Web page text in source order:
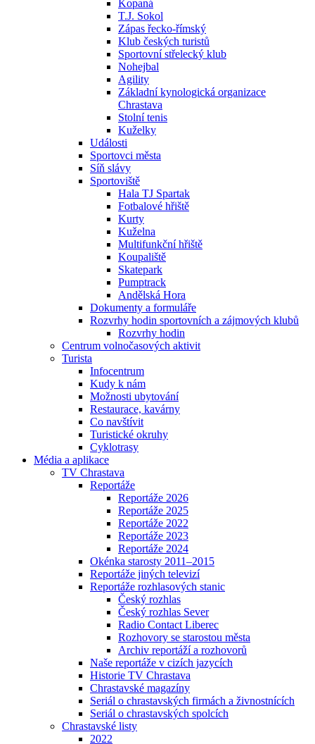
Kopaná
T.J. Sokol
Zápas řecko-římský
Klub českých turistů
Sportovní střelecký klub
Nohejbal
Agility
Základní kynologická organizace
Chrastava
Stolní tenis
Kuželky
Události
Sportovci města
Síň slávy
Sportoviště
Hala TJ Spartak
Fotbalové hřiště
Kurty
Kuželna
Multifunkční hřiště
Koupaliště
Skatepark
Pumptrack
Andělská Hora
Dokumenty a formuláře
Rozvrhy hodin sportovních a zájmových klubů
Rozvrhy hodin
Centrum volnočasových aktivit
Turista
Infocentrum
Kudy k nám
Možnosti ubytování
Restaurace, kavárny
Co navštívit
Turistické okruhy
Cyklotrasy
Média a aplikace
TV Chrastava
Reportáže
Reportáže 2026
Reportáže 2025
Reportáže 2022
Reportáže 2023
Reportáže 2024
Okénka starosty 2011–2015
Reportáže jiných televizí
Reportáže rozhlasových stanic
Český rozhlas
Český rozhlas Sever
Radio Contact Liberec
Rozhovory se starostou města
Archiv reportáží a rozhovorů
Naše reportáže v cizích jazycích
Historie TV Chrastava
Chrastavské magazíny
Seriál o chrastavských firmách a živnostnících
Seriál o chrastavských spolcích
Chrastavské listy
2022